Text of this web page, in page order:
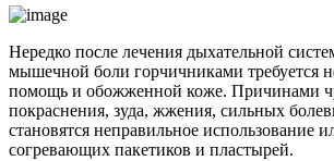
Нередко после лечения дыхательной
мышечной боли горчичниками требуется
помощь и обожженной коже. Причинами
покраснения, зуда, жжения, сильных
становятся неправильное использование
согревающих пакетиков и пластырей.